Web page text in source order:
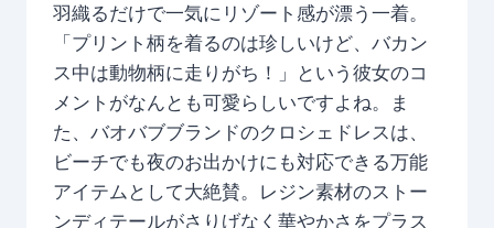
羽織るだけで一気にリゾート感が漂う一着。
「プリント柄を着るのは珍しいけど、バカン
ス中は動物柄に走りがち！」という彼女のコ
メントがなんとも可愛らしいですよね。ま
た、バオバブブランドのクロシェドレスは、
ビーチでも夜のお出かけにも対応できる万能
アイテムとして大絶賛。レジン素材のストー
ンディテールがさりげなく華やかさをプラス